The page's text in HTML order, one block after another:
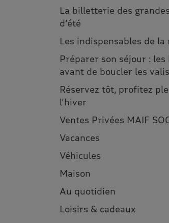
La billetterie des
d’été
Les indispensables de la
Préparer son séjour : les
avant de boucler les
Réservez tôt, profitez
l’hiver
Ventes Privées MAIF
Vacances
Véhicules
Maison
Au quotidien
Loisirs & cadeaux